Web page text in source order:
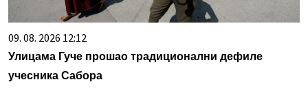
09. 08. 2026 12:12
Улицама Гуче прошао традиционални дефиле
учесника Сабора